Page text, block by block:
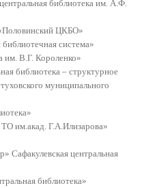
библиотека им. А.Ф.
ЦКБО»
система»
им. В.Г. Короленко»
библиотека – структурное
муниципального
им.акад. Г.А.Илизарова»
Сафакулевская центральная
библиотека»